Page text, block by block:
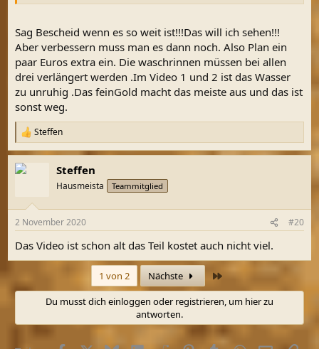
Sag Bescheid wenn es so weit ist!!!Das will ich sehen!!!
Aber verbessern muss man es dann noch. Also Plan ein
paar Euros extra ein. Die waschrinnen müssen bei allen
drei verlängert werden .Im Video 1 und 2 ist das Wasser
zu unruhig .Das feinGold macht das meiste aus und das ist
sonst weg.
R
e
a
k
e
:
Steffen
Steffen
Hausmeista Teammitglied
2 November 2020 #20
Das Video ist schon alt das Teil kostet auch nicht viel.
1 von 2 Nächste Letzte
Du musst dich einloggen oder registrieren, um hier zu
antworten.